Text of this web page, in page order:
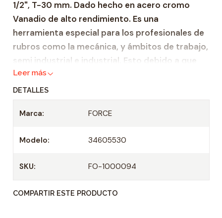
a
d
1/2", T-30 mm. Dado hecho en acero cromo
Vanadio de alto rendimiento. Es una
herramienta especial para los profesionales de
rubros como la mecánica, y ámbitos de trabajo,
semi industrial e industrial. Esto debido a que
gracias a su fabricación, hecha bajo altos
estándares de calidad, esta herramienta
garantiza fiabilidad y durabilidad.
Profundidad 21 mm.
Longitud punta: 55 mm.
Medida de Punta: T-30 mm.
Leer más
DETALLES
Marca: FORCE
Modelo: 34605530
SKU: FO-1000094
COMPARTIR ESTE PRODUCTO